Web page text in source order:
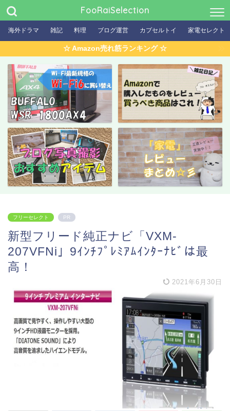
FooRaiSelection
海外ドラマ 雑記 料理 ブログ運営 カプセルトイ 家電セレクト
☆ Amazon売れ筋ランキング ☆
フリーセレクト PR
新型フリード純正ナビ「VXM-
207VFNi」9ｲﾝﾁﾌﾟﾚﾐｱﾑｲﾝﾀｰﾅﾋﾞは最
高！
2021年6月30日